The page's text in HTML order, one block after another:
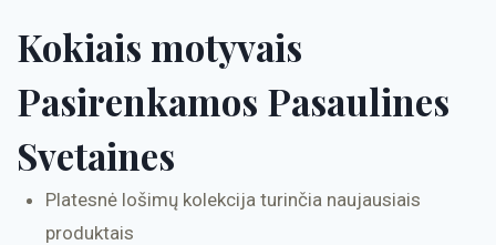
Kokiais motyvais
Pasirenkamos Pasaulines
Svetaines
Platesnė lošimų kolekcija turinčia naujausiais
produktais